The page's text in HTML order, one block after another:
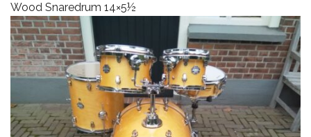
CYMBALS
PERCUSSIE
Wood Snaredrum 14×5½